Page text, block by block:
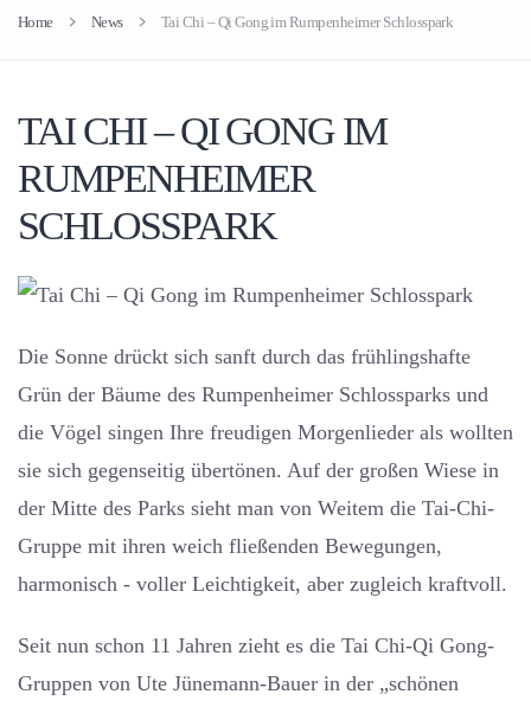
Home News Tai Chi – Qi Gong im Rumpenheimer Schlosspark
TAI CHI – QI GONG IM
RUMPENHEIMER
SCHLOSSPARK
Die Sonne drückt sich sanft durch das frühlingshafte
Grün der Bäume des Rumpenheimer Schlossparks und
die Vögel singen Ihre freudigen Morgenlieder als wollten
sie sich gegenseitig übertönen. Auf der großen Wiese in
der Mitte des Parks sieht man von Weitem die Tai-Chi-
Gruppe mit ihren weich fließenden Bewegungen,
harmonisch - voller Leichtigkeit, aber zugleich kraftvoll.
Seit nun schon 11 Jahren zieht es die Tai Chi-Qi Gong-
Gruppen von Ute Jünemann-Bauer in der „schönen